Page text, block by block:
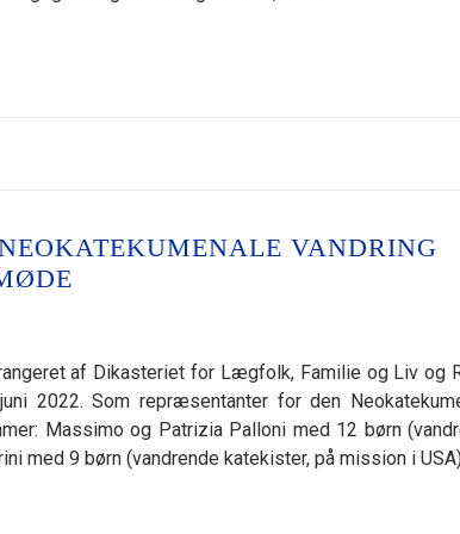
VANDRING
af Dikasteriet for Lægfolk, Familie og Liv og
2022. Som repræsentanter for den
Massimo og Patrizia Palloni med 12 børn
med 9 børn (vandrende katekister, på mission i